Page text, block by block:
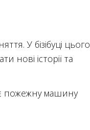
У бізібуці цього
нові історії та
пожежну машину